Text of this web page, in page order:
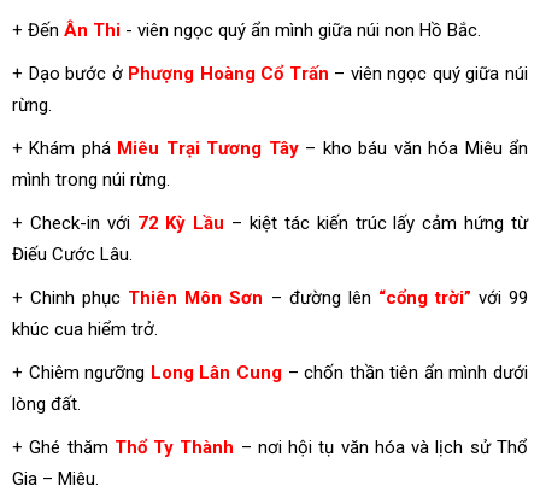
+ Đến Ân Thi - viên ngọc quý ẩn mình giữa núi non Hồ Bắc.
+ Dạo bước ở Phượng Hoàng Cổ Trấn – viên ngọc quý giữa núi
rừng.
+ Khám phá Miêu Trại Tương Tây – kho báu văn hóa Miêu ẩn
mình trong núi rừng.
+ Check-in với 72 Kỳ Lầu – kiệt tác kiến trúc lấy cảm hứng từ
Điếu Cước Lâu.
+ Chinh phục Thiên Môn Sơn – đường lên “cổng trời” với 99
khúc cua hiểm trở.
+ Chiêm ngưỡng Long Lân Cung – chốn thần tiên ẩn mình dưới
lòng đất.
+ Ghé thăm Thổ Ty Thành – nơi hội tụ văn hóa và lịch sử Thổ
Gia – Miêu.